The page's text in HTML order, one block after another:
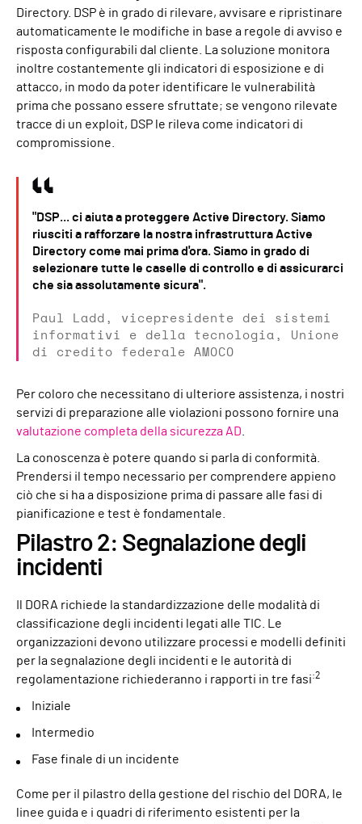
Directory. DSP è in grado di rilevare, avvisare e ripristinare
automaticamente le modifiche in base a regole di avviso e
risposta configurabili dal cliente. La soluzione monitora
inoltre costantemente gli indicatori di esposizione e di
attacco, in modo da poter identificare le vulnerabilità
prima che possano essere sfruttate; se vengono rilevate
tracce di un exploit, DSP le rileva come indicatori di
compromissione.
"DSP... ci aiuta a proteggere Active Directory. Siamo
riusciti a rafforzare la nostra infrastruttura Active
Directory come mai prima d'ora. Siamo in grado di
selezionare tutte le caselle di controllo e di assicurarci
che sia assolutamente sicura".
Paul Ladd, vicepresidente dei sistemi
informativi e della tecnologia, Unione
di credito federale AMOCO
Per coloro che necessitano di ulteriore assistenza, i nostri
servizi di preparazione alle violazioni possono fornire una
valutazione completa della sicurezza AD
La conoscenza è potere quando si parla di conformità.
Prendersi il tempo necessario per comprendere appieno
ciò che si ha a disposizione prima di passare alle fasi di
pianificazione e test è fondamentale.
Pilastro 2: Segnalazione degli
incidenti
Il DORA richiede la standardizzazione delle modalità di
classificazione degli incidenti legati alle TIC. Le
organizzazioni devono utilizzare processi e modelli definiti
per la segnalazione degli incidenti e le autorità di
regolamentazione richiederanno i rapporti in tre fasi:2
Iniziale
Intermedio
Fase finale di un incidente
Come per il pilastro della gestione del rischio del DORA, le
linee guida e i quadri di riferimento esistenti per la